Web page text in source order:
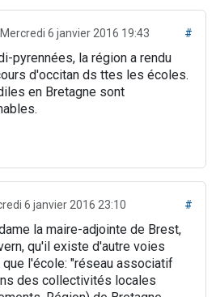
Mercredi 6 janvier 2016 19:43 #
pyrennées, la région a rendu
d'occitan ds ttes les écoles.
en Bretagne sont
6 janvier 2016 23:10 #
la maire-adjointe de Brest,
qu'il existe d'autre voies
l'école: "réseau associatif
des collectivités locales